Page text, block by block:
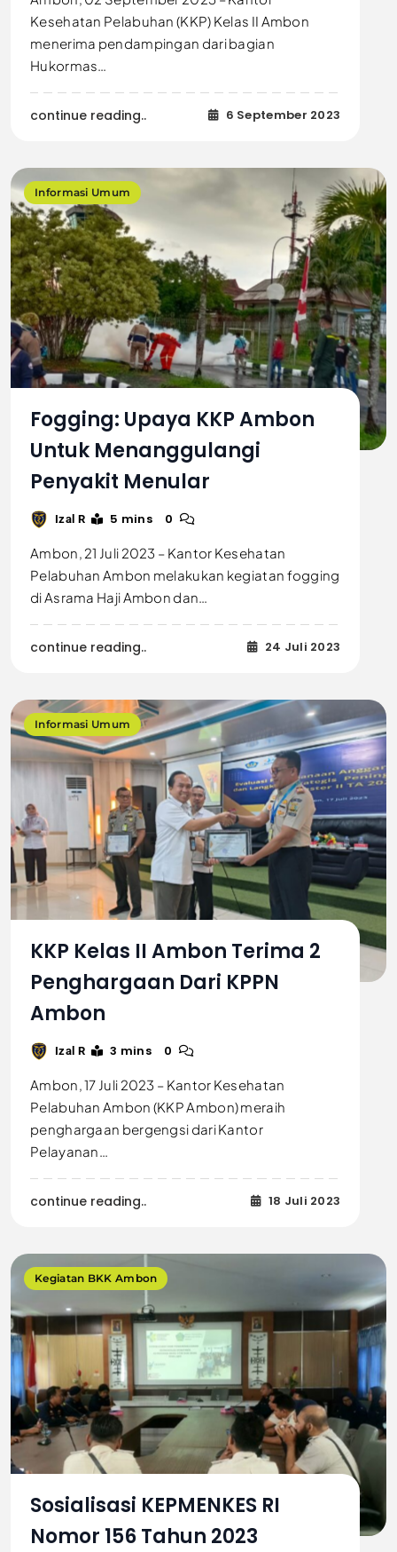
Kesehatan Pelabuhan (KKP) Kelas II Ambon
menerima pendampingan dari bagian
Hukormas…
continue reading.. 6 September 2023
Informasi Umum
Fogging: Upaya KKP Ambon
Untuk Menanggulangi
Penyakit Menular
Izal R 5 mins
0
Ambon, 21 Juli 2023 – Kantor Kesehatan
Pelabuhan Ambon melakukan kegiatan fogging
di Asrama Haji Ambon dan…
continue reading.. 24 Juli 2023
Informasi Umum
KKP Kelas II Ambon Terima 2
Penghargaan Dari KPPN
Ambon
Izal R 3 mins
0
Ambon, 17 Juli 2023 – Kantor Kesehatan
Pelabuhan Ambon (KKP Ambon) meraih
penghargaan bergengsi dari Kantor
Pelayanan…
continue reading.. 18 Juli 2023
Kegiatan BKK Ambon
Sosialisasi KEPMENKES RI
Nomor 156 Tahun 2023